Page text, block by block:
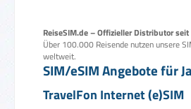
ReiseSIM.de – Offizieller Distributor
Über 100.000 Reisende nutzen unsere
weltweit.
SIM/eSIM Angebote für
TravelFon Internet (e)SIM